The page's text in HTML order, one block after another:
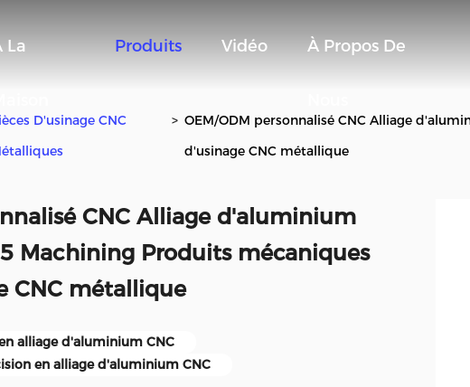
La Produits Vidéo À Propos De
D'usinage CNC
> OEM/ODM personnalisé CNC Alliage
d'usinage CNC métallique
CNC Alliage d'aluminium
Machining Produits mécaniques
CNC métallique
alliage d'aluminium CNC
en alliage d'aluminium CNC